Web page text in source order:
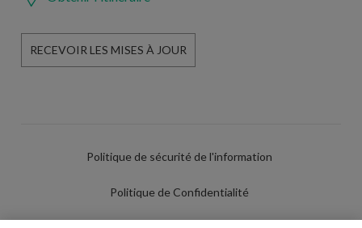
RECEVOIR LES MISES À JOUR
Politique de sécurité de l'information
Politique de Confidentialité